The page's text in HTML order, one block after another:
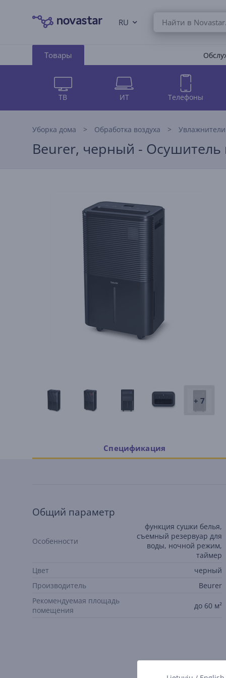
RU
Товары
ТВ ИТ Телефоны
Уборка дома Обработка воздуха Увлажнители
Beurer, черный - Осушитель
+ 7
Спецификация
Общий параметр
Особенности
функция сушки белья,
съемный резервуар для
воды, ночной режим,
таймер
Цвет
черный
Производитель
Beurer
Рекомендуемая площадь
помещения
до 60 м²